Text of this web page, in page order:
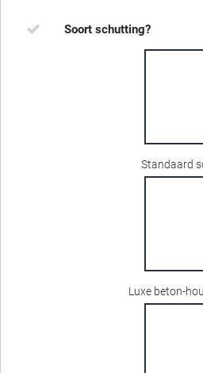
Soort schutting?
Standaard
Luxe beton-